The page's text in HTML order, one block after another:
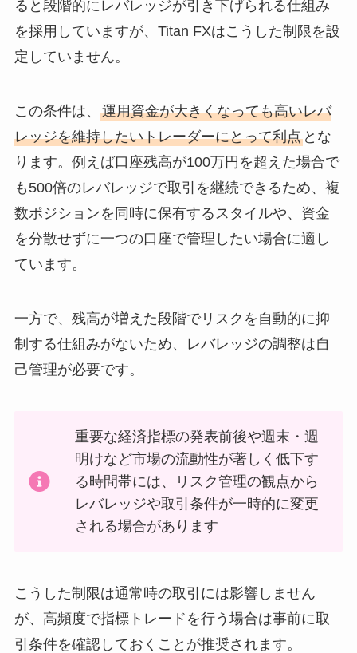
ると段階的にレバレッジが引き下げられる仕組み
を採用していますが、Titan FXはこうした制限を設
定していません。
この条件は、 運用資金が大きくなっても高いレバ
レッジを維持したいトレーダーにとって利点とな
ります。例えば口座残高が100万円を超えた場合で
も500倍のレバレッジで取引を継続できるため、複
数ポジションを同時に保有するスタイルや、資金
を分散せずに一つの口座で管理したい場合に適し
ています。
一方で、残高が増えた段階でリスクを自動的に抑
制する仕組みがないため、レバレッジの調整は自
己管理が必要です。
重要な経済指標の発表前後や週末・週
明けなど市場の流動性が著しく低下す
る時間帯には、リスク管理の観点から
レバレッジや取引条件が一時的に変更
される場合があります
こうした制限は通常時の取引には影響しません
が、高頻度で指標トレードを行う場合は事前に取
引条件を確認しておくことが推奨されます。